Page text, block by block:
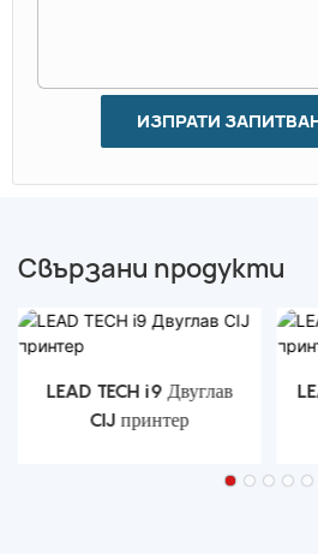
ИЗПРАТИ
Свързани продукти
LEAD TECH i9 Двуглав
CIJ принтер